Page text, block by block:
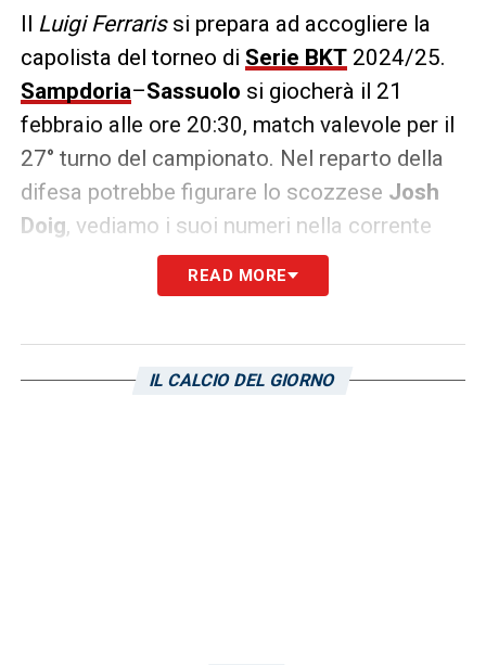
Il Luigi Ferraris si prepara ad accogliere la
capolista del torneo di Serie BKT2024/25.
Sampdoria–Sassuolo si giocherà il 21
febbraio alle ore 20:30, match valevole per il
27° turno del campionato. Nel reparto della
difesa potrebbe figurare lo scozzese Josh
Doig, vediamo i suoi numeri nella corrente
READ MORE
IL CALCIO DEL GIORNO